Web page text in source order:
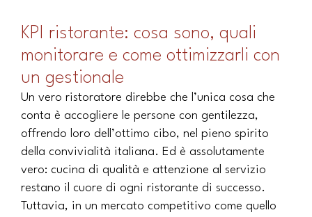
KPI ristorante: cosa sono, quali
monitorare e come ottimizzarli con
un gestionale
Un vero ristoratore direbbe che l’unica cosa che
conta è accogliere le persone con gentilezza,
offrendo loro dell’ottimo cibo, nel pieno spirito
della convivialità italiana. Ed è assolutamente
vero: cucina di qualità e attenzione al servizio
restano il cuore di ogni ristorante di successo.
Tuttavia, in un mercato competitivo come quello